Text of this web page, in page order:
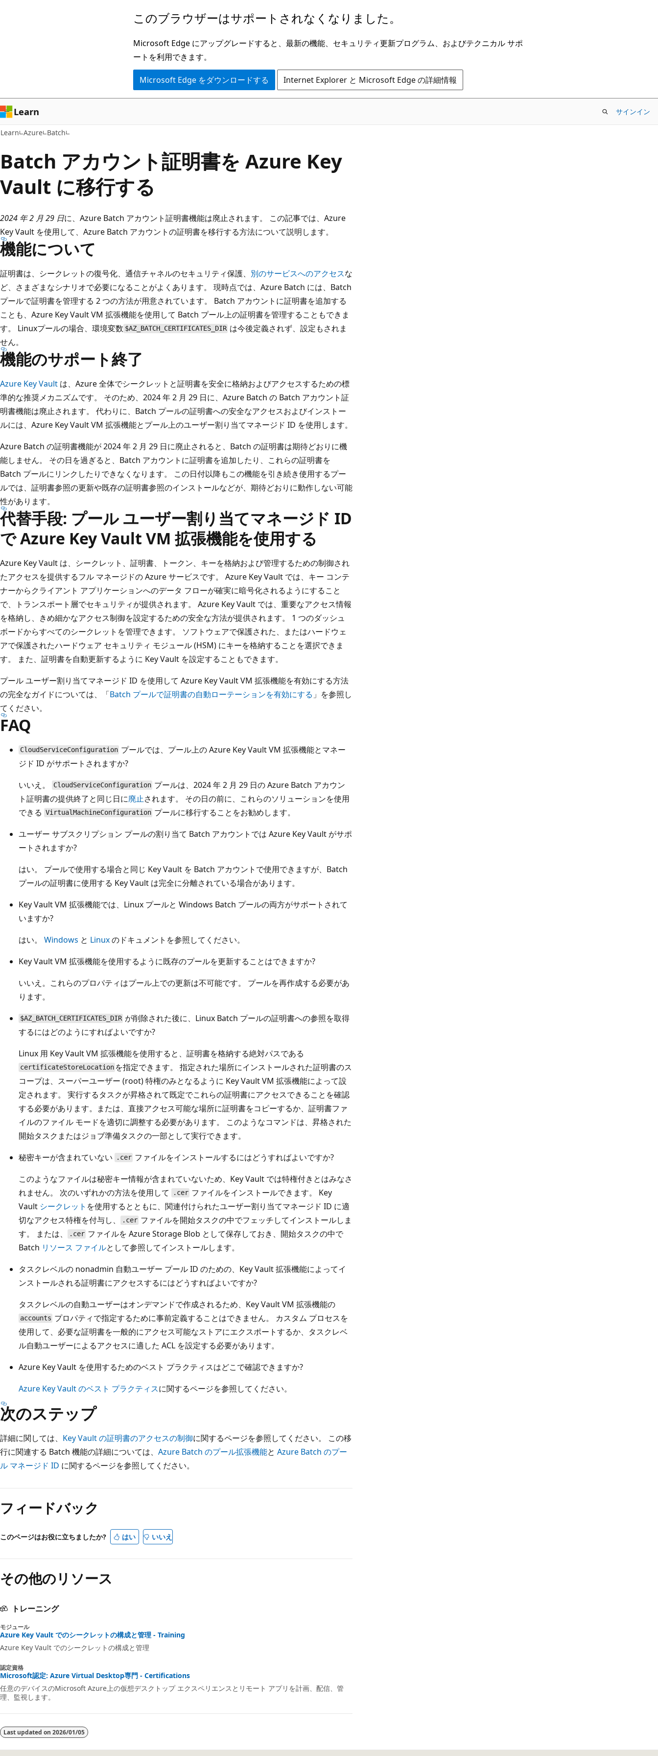
ン
ツ
に
ス
ッ
プ
このブラウザーはサポートされなくなりました。
Microsoft Edge にアップグレードすると、最新の機能、セキュリティ更新プログラム、およびテクニカル サポ
ートを利用できます。
Microsoft Edge をダウンロードする Internet Explorer と Microsoft Edge の詳細情報
Learn サインイン
Learn Azure Batch
Batch アカウント証明書を Azure Key
Vault に移行する
2024 年 2 月 29 日に、Azure Batch アカウント証明書機能は廃止されます。 この記事では、Azure
Key Vault を使用して、Azure Batch アカウントの証明書を移行する方法について説明します。
機能について
証明書は、シークレットの復号化、通信チャネルのセキュリティ保護、 別のサービスへのアクセスな
ど、さまざまなシナリオで必要になることがよくあります。 現時点では、Azure Batch には、Batch
プールで証明書を管理する 2 つの方法が用意されています。 Batch アカウントに証明書を追加する
ことも、Azure Key Vault VM 拡張機能を使用して Batch プール上の証明書を管理することもできま
す。 Linuxプールの場合、環境変数 $AZ_BATCH_CERTIFICATES_DIR は今後定義されず、設定もされま
せん。
機能のサポート終了
Azure Key Vault は、Azure 全体でシークレットと証明書を安全に格納およびアクセスするための標
準的な推奨メカニズムです。 そのため、2024 年 2 月 29 日に、Azure Batch の Batch アカウント証
明書機能は廃止されます。 代わりに、Batch プールの証明書への安全なアクセスおよびインストー
ルには、Azure Key Vault VM 拡張機能とプール上のユーザー割り当てマネージド ID を使用します。
Azure Batch の証明書機能が 2024 年 2 月 29 日に廃止されると、Batch の証明書は期待どおりに機
能しません。 その日を過ぎると、Batch アカウントに証明書を追加したり、これらの証明書を
Batch プールにリンクしたりできなくなります。 この日付以降もこの機能を引き続き使用するプー
ルでは、証明書参照の更新や既存の証明書参照のインストールなどが、期待どおりに動作しない可能
性があります。
代替手段: プール ユーザー割り当てマネージド ID
で Azure Key Vault VM 拡張機能を使用する
Azure Key Vault は、シークレット、証明書、トークン、キーを格納および管理するための制御され
たアクセスを提供するフル マネージドの Azure サービスです。 Azure Key Vault では、キー コンテ
ナーからクライアント アプリケーションへのデータ フローが確実に暗号化されるようにすること
で、トランスポート層でセキュリティが提供されます。 Azure Key Vault では、重要なアクセス情報
を格納し、きめ細かなアクセス制御を設定するための安全な方法が提供されます。 1 つのダッシュ
ボードからすべてのシークレットを管理できます。 ソフトウェアで保護された、またはハードウェ
アで保護されたハードウェア セキュリティ モジュール (HSM) にキーを格納することを選択できま
す。 また、証明書を自動更新するように Key Vault を設定することもできます。
プール ユーザー割り当てマネージド ID を使用して Azure Key Vault VM 拡張機能を有効にする方法
の完全なガイドについては、「Batch プールで証明書の自動ローテーションを有効にする 」を参照し
てください。
FAQ
CloudServiceConfiguration プールでは、プール上の Azure Key Vault VM 拡張機能とマネー
ジド ID がサポートされますか?
いいえ。
CloudServiceConfiguration プールは、2024 年 2 月 29 日の Azure Batch アカウン
ト証明書の提供終了と同じ日に廃止されます。 その日の前に、これらのソリューションを使用
できる VirtualMachineConfiguration プールに移行することをお勧めします。
ユーザー サブスクリプション プールの割り当て Batch アカウントでは Azure Key Vault がサポ
ートされますか?
はい。 プールで使用する場合と同じ Key Vault を Batch アカウントで使用できますが、Batch
プールの証明書に使用する Key Vault は完全に分離されている場合があります。
Key Vault VM 拡張機能では、Linux プールと Windows Batch プールの両方がサポートされて
いますか?
はい。 Windows と Linuxのドキュメントを参照してください。
Key Vault VM 拡張機能を使用するように既存のプールを更新することはできますか?
いいえ。これらのプロパティはプール上での更新は不可能です。 プールを再作成する必要があ
ります。
$AZ_BATCH_CERTIFICATES_DIR が削除された後に、Linux Batch プールの証明書への参照を取得
するにはどのようにすればよいですか?
Linux 用 Key Vault VM 拡張機能を使用すると、証明書を格納する絶対パスである
certificateStoreLocation を指定できます。 指定された場所にインストールされた証明書のス
コープは、スーパーユーザー (root) 特権のみとなるように Key Vault VM 拡張機能によって設
定されます。 実行するタスクが昇格されて既定でこれらの証明書にアクセスできることを確認
する必要があります。または、直接アクセス可能な場所に証明書をコピーするか、証明書ファ
イルのファイル モードを適切に調整する必要があります。 このようなコマンドは、昇格された
開始タスクまたはジョブ準備タスクの一部として実行できます。
秘密キーが含まれていない
.cer ファイルをインストールするにはどうすればよいですか?
このようなファイルは秘密キー情報が含まれていないため、Key Vault では特権付きとはみなさ
れません。 次のいずれかの方法を使用して
.cer ファイルをインストールできます。 Key
Vault シークレット を使用するとともに、関連付けられたユーザー割り当てマネージド ID に適
切なアクセス特権を付与し、
.cer ファイルを開始タスクの中でフェッチしてインストールしま
す。 または、
.cer ファイルを Azure Storage Blob として保存しておき、開始タスクの中で
Batch リソース ファイルとして参照してインストールします。
タスクレベルの nonadmin 自動ユーザー プール ID のための、Key Vault 拡張機能によってイ
ンストールされる証明書にアクセスするにはどうすればよいですか?
タスクレベルの自動ユーザーはオンデマンドで作成されるため、Key Vault VM 拡張機能の
accounts プロパティで指定するために事前定義することはできません。 カスタム プロセスを
使用して、必要な証明書を一般的にアクセス可能なストアにエクスポートするか、タスクレベ
ル自動ユーザーによるアクセスに適した ACL を設定する必要があります。
Azure Key Vault を使用するためのベスト プラクティスはどこで確認できますか?
Azure Key Vault のベスト プラクティスに関するページを参照してください。
次のステップ
詳細に関しては、 Key Vault の証明書のアクセスの制御に関するページを参照してください。 この移
行に関連する Batch 機能の詳細については、 Azure Batch のプール拡張機能と Azure Batch のプー
ル マネージド ID に関するページを参照してください。
フィードバック
このページはお役に立ちましたか? はい いいえ
その他のリソース
トレーニング
モジュール
Azure Key Vault でのシークレットの構成と管理 - Training
Azure Key Vault でのシークレットの構成と管理
認定資格
Microsoft認定: Azure Virtual Desktop専門 - Certifications
任意のデバイスのMicrosoft Azure上の仮想デスクトップ エクスペリエンスとリモート アプリを計画、配信、管
理、監視します。
Last updated on 2026/01/05